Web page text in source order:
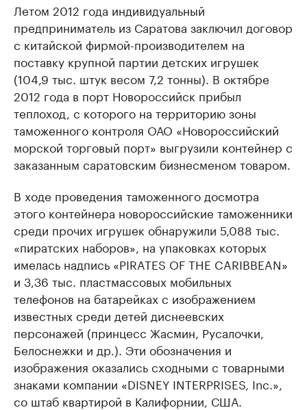
Летом 2012 года индивидуальный
предприниматель из Саратова заключил договор
с китайской фирмой-производителем на
поставку крупной партии детских игрушек
(104,9 тыс. штук весом 7,2 тонны). В октябре
2012 года в порт Новороссийск прибыл
теплоход, с которого на территорию зоны
таможенного контроля ОАО «Новороссийский
морской торговый порт» выгрузили контейнер c
заказанным саратовским бизнесменом товаром.
В ходе проведения таможенного досмотра
этого контейнера новороссийские таможенники
среди прочих игрушек обнаружили 5,088 тыс.
«пиратских наборов», на упаковках которых
имелась надпись «PIRATES OF THE CARIBBEAN»
и 3,36 тыс. пластмассовых мобильных
телефонов на батарейках с изображением
известных среди детей диснеевских
персонажей (принцесс Жасмин, Русалочки,
Белоснежки и др.). Эти обозначения и
изображения оказались сходными с товарными
знаками компании «DISNEY INTERPRISES, Inc.»,
со штаб квартирой в Калифорнии, США.